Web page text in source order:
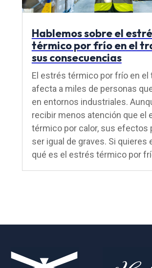
Hablemos sobre el
térmico por frío en el
sus consecuencias
El estrés térmico por frío en el
afecta a miles de personas
en entornos industriales.
recibir menos atención que el
térmico por calor, sus efectos
ser igual de graves. Si quieres
qué es el estrés térmico por